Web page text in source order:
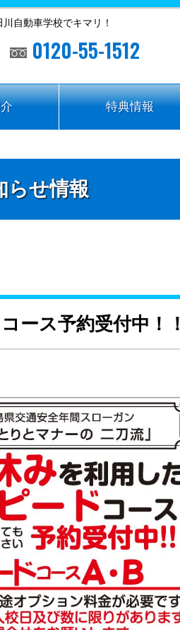
自動車学校でキマリ！
0120-55-1512
特典情報
せ情報
ース予約受付中！！